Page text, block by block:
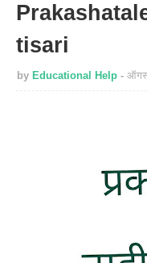
tisari
by Educational Help